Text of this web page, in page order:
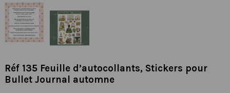
Réf 135 Feuille d’autocollants, Stickers pour
Bullet Journal automne